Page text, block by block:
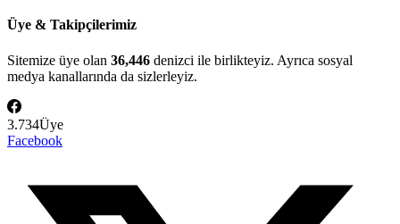
Üye & Takipçilerimiz
Sitemize üye olan 36,446 denizci ile birlikteyiz. Ayrıca sosyal
medya kanallarında da sizlerleyiz.
3.734Üye
Facebook